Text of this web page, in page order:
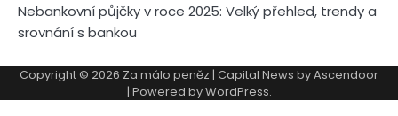
Nebankovní půjčky v roce 2025: Velký přehled, trendy a
srovnání s bankou
Copyright © 2026 Za málo peněz | Capital News byAscendoor
| Powered byWordPress.